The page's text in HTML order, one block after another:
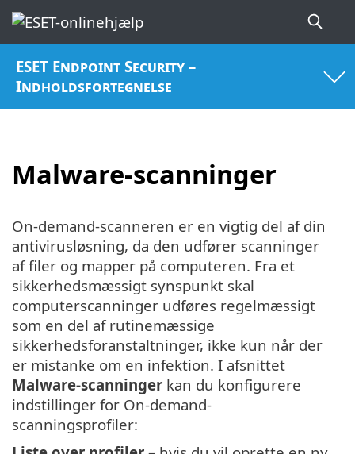
ESET Endpoint Security –
Indholdsfortegnelse
Malware-scanninger
On-demand-scanneren er en vigtig del af din
antivirusløsning, da den udfører scanninger
af filer og mapper på computeren. Fra et
sikkerhedsmæssigt synspunkt skal
computerscanninger udføres regelmæssigt
som en del af rutinemæssige
sikkerhedsforanstaltninger, ikke kun når der
er mistanke om en infektion. I afsnittet
Malware-scanninger kan du konfigurere
indstillinger for On-demand-
scanningsprofiler: